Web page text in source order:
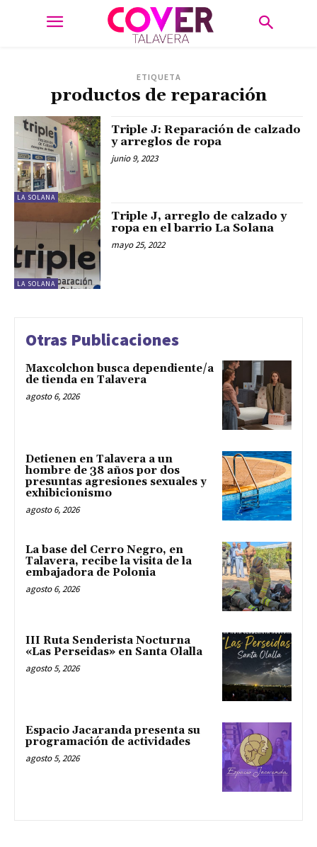
ETIQUETA
productos de reparación
LA SOLANA
Triple J: Reparación de calzado
y arreglos de ropa
junio 9, 2023
LA SOLANA
Triple J, arreglo de calzado y
ropa en el barrio La Solana
mayo 25, 2022
Otras Publicaciones
Maxcolchon busca dependiente/a
de tienda en Talavera
agosto 6, 2026
Detienen en Talavera a un
hombre de 38 años por dos
presuntas agresiones sexuales y
exhibicionismo
agosto 6, 2026
La base del Cerro Negro, en
Talavera, recibe la visita de la
embajadora de Polonia
agosto 6, 2026
III Ruta Senderista Nocturna
«Las Perseidas» en Santa Olalla
agosto 5, 2026
Espacio Jacaranda presenta su
programación de actividades
agosto 5, 2026